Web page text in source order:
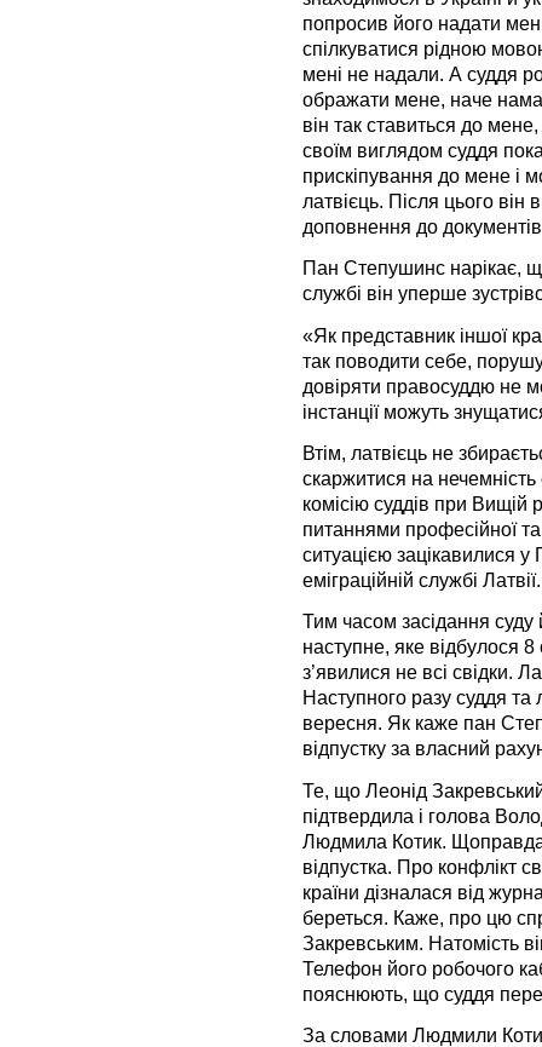
попросив його надати
спілкуватися рідною
мені не надали. А суддя
ображати мене, наче
він так ставиться до
своїм виглядом суддя
прискіпування до мене і
латвієць. Після цього
доповнення до
Пан Степушинс нарікає,
службі він уперше
«Як представник іншої
так поводити себе,
довіряти правосуддю не
інстанції можуть
Втім, латвієць не
скаржитися на нечемність
комісію суддів при Вищій
питаннями професійної
ситуацією зацікавилися у
еміграційній службі Латвії.
Тим часом засідання
наступне, яке відбулося
з’явилися не всі свідки.
Наступного разу суддя та
вересня. Як каже пан
відпустку за власний
Те, що Леонід
підтвердила і голова
Людмила Котик.
відпустка. Про конфлікт
країни дізналася від
береться. Каже, про цю
Закревським. Натомість
Телефон його робочого
пояснюють, що суддя
За словами Людмили